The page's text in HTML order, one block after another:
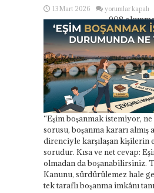
13 Mart 2026
‘Eşim
Boşanmak
İstemiyor’
Durumunda
Ne
Yapılır?
için
yorumlar kapalı
908
“Eşim boşanmak istemiyor,
sorusu, boşanma kararı almış
direnciyle karşılaşan kişilerin
sorudur. Kısa ve net cevap:
olmadan da boşanabilirsiniz.
Kanunu, sürdürülemez hale
tek taraflı boşanma imkânı